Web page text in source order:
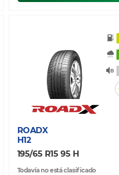
ROADX
H12
195/65 R15 95 H
Todavía no está clasificado